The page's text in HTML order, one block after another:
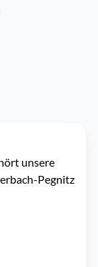
unsere
Pegnitz